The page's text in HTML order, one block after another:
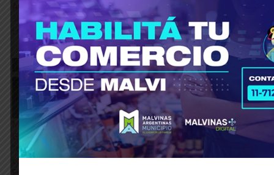
Argentina
30 mayo, 2024
En «Economía»
los municipios y al pueblo
bonaerense”
21 enero, 2024
En «Economía»
Mario Ishii en Casa de
Gobierno con Axel Kicillof
“construyendo
capacidades para un